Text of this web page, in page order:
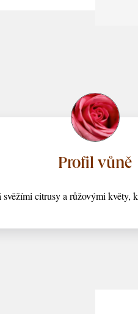
Profil vůně
svěžími citrusy a růžovými